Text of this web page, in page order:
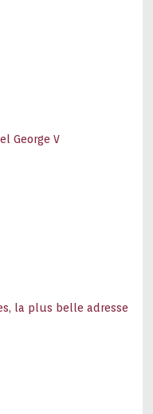
George V
la plus belle adresse